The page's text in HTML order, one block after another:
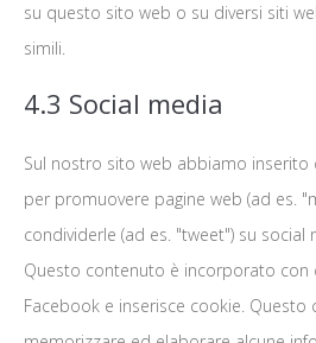
su questo sito web o su diversi siti
simili.
4.3 Social media
Sul nostro sito web abbiamo
per promuovere pagine web (ad es.
condividerle (ad es. "tweet") su
Questo contenuto è incorporato con
Facebook e inserisce cookie.